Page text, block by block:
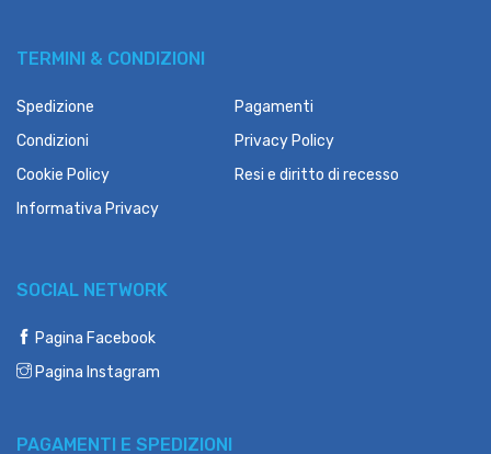
TERMINI & CONDIZIONI
Spedizione
Pagamenti
Condizioni
Privacy Policy
Cookie Policy
Resi e diritto di recesso
Informativa Privacy
SOCIAL NETWORK
Pagina Facebook
Pagina Instagram
PAGAMENTI E SPEDIZIONI